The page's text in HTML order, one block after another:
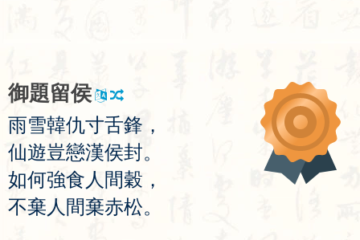
御題留侯
雨雪韓仇寸舌鋒 ，
仙遊豈戀漢侯封。
如何強食 人 間穀 ，
不棄 人 間棄赤松。